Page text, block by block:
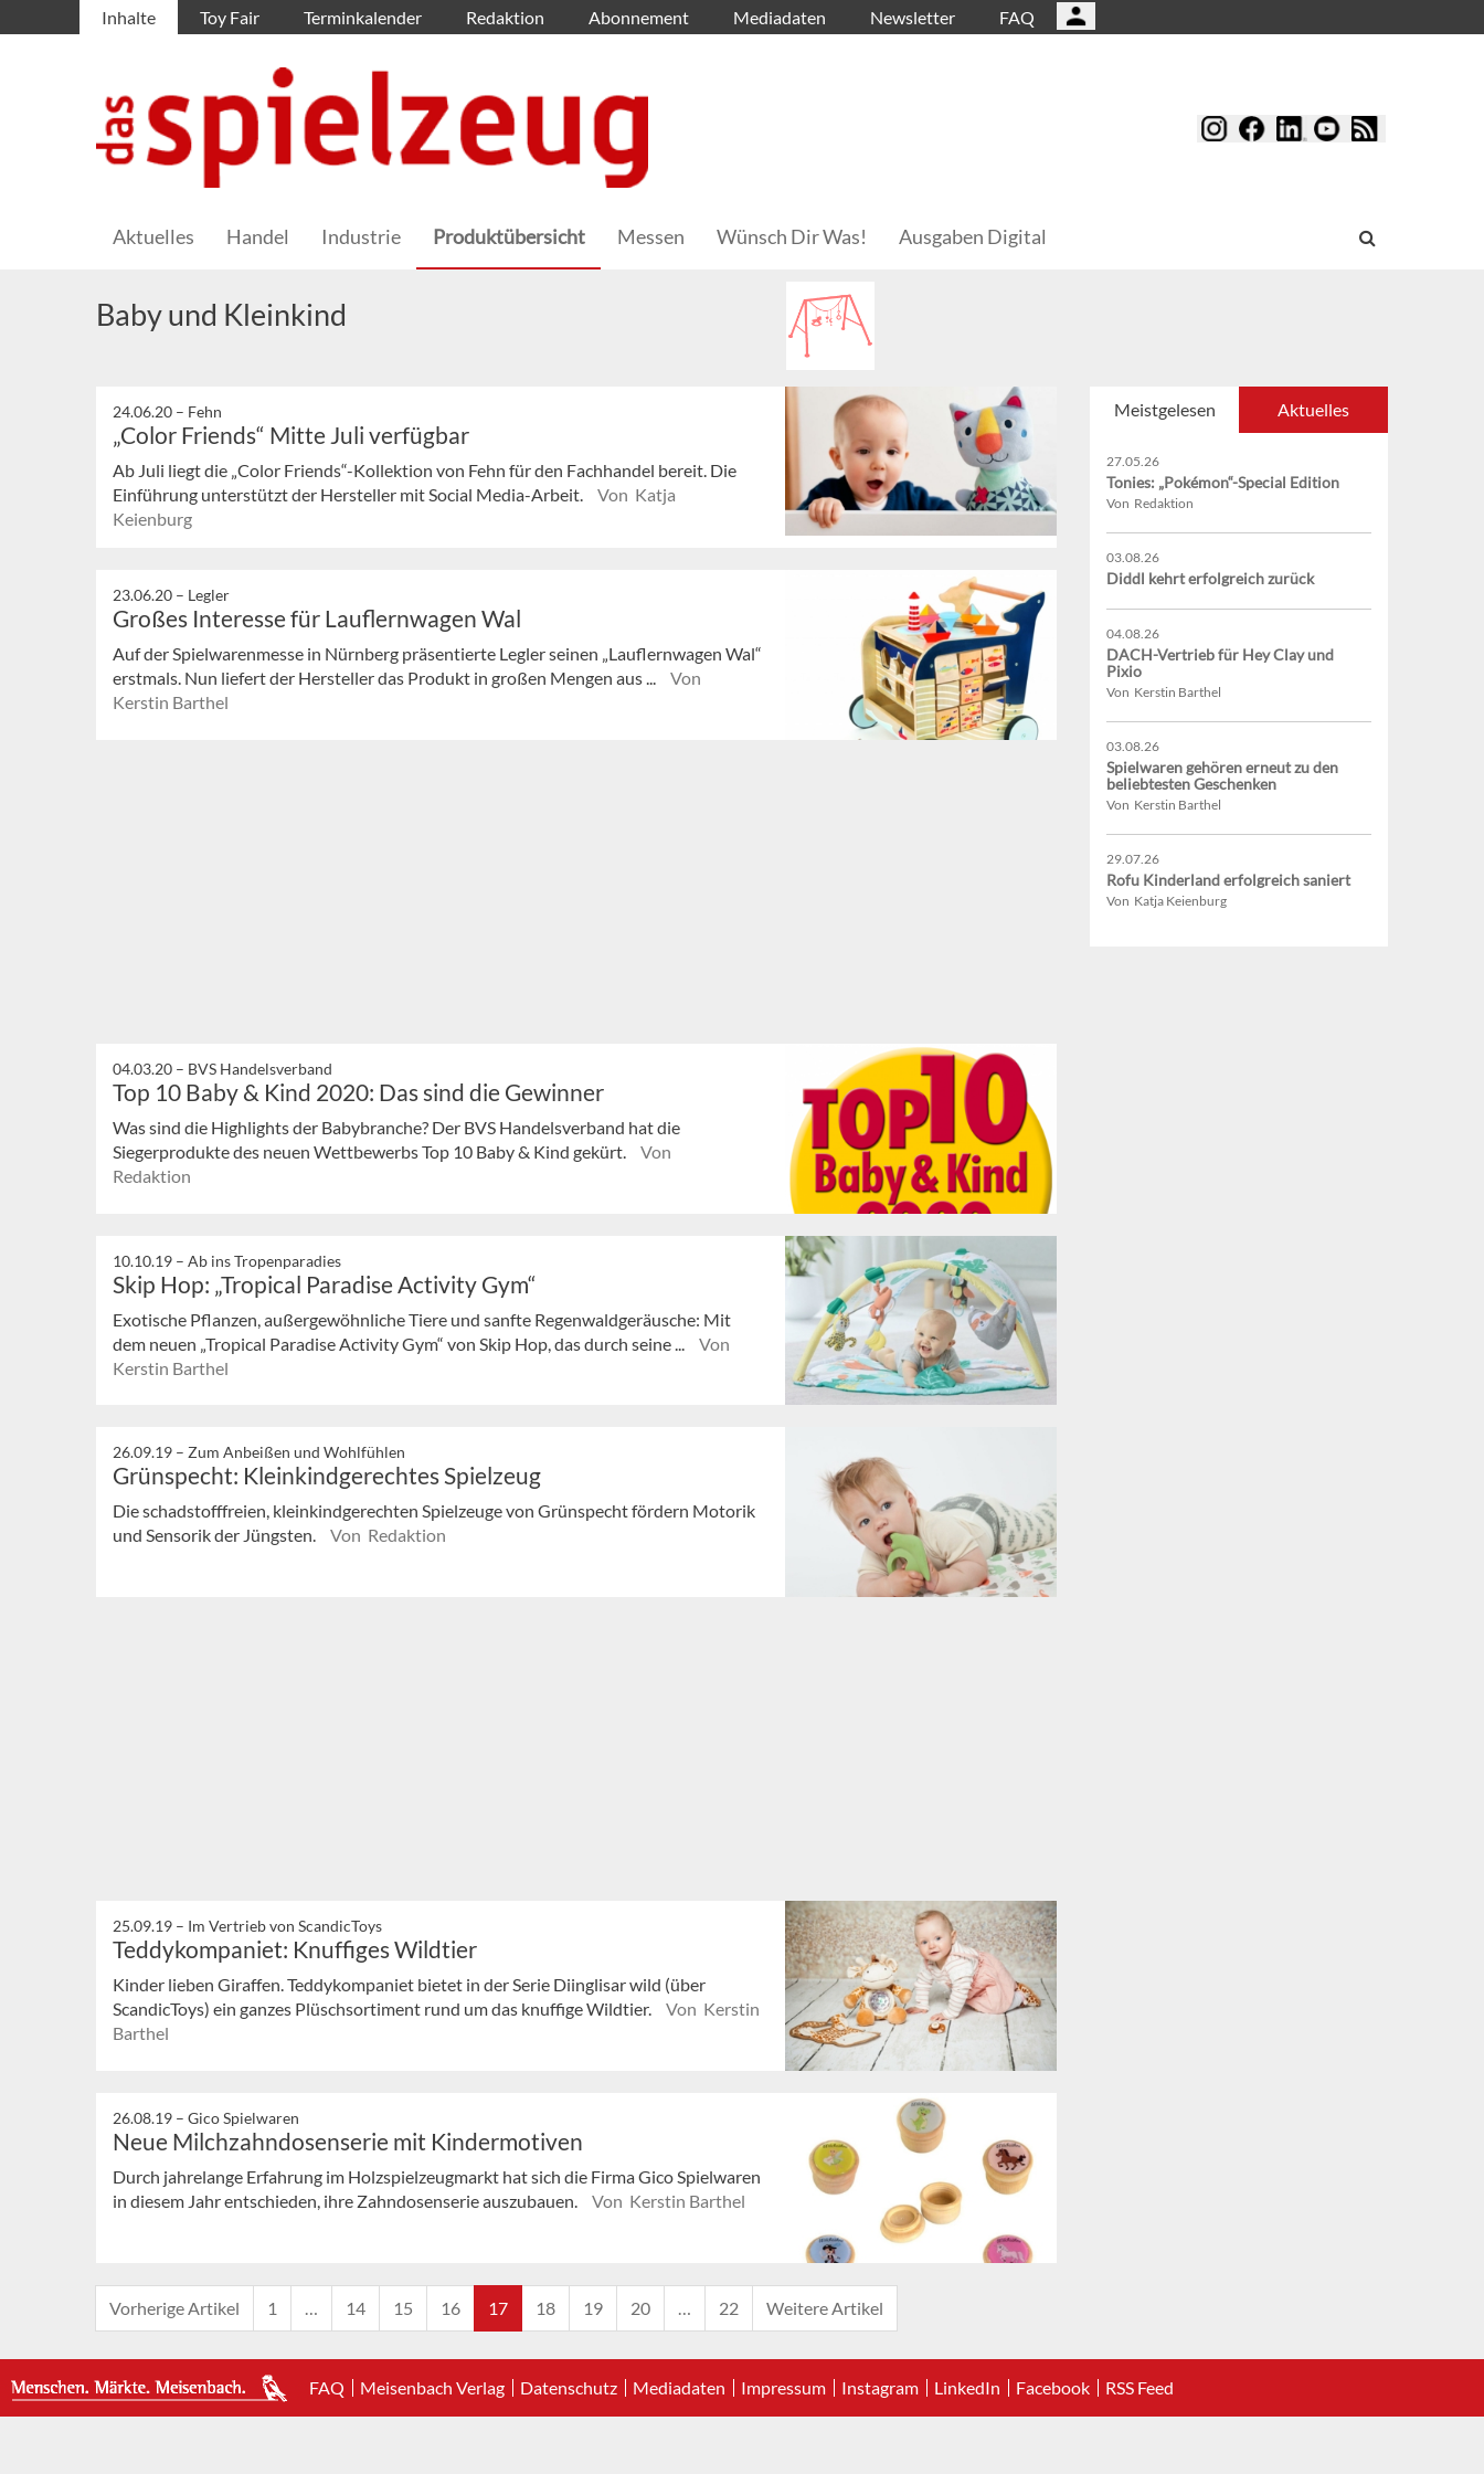
Inhalte Toy Fair Terminkalender Redaktion Abonnement Mediadaten Newsletter FAQ
Aktuelles Handel Industrie Produktübersicht Messen Wünsch Dir Was! Ausgaben Digital
Baby und Kleinkind
24.06.20 – Fehn
„Color Friends“ Mitte Juli verfügbar
Ab Juli liegt die „Color Friends“-Kollektion von Fehn für den Fachhandel bereit. Die
Einführung unterstützt der Hersteller mit Social Media-Arbeit.
Von Katja
Keienburg
23.06.20 – Legler
Großes Interesse für Lauflernwagen Wal
Auf der Spielwarenmesse in Nürnberg präsentierte Legler seinen „Lauflernwagen Wal“
erstmals. Nun liefert der Hersteller das Produkt in großen Mengen aus ...
Von
Kerstin Barthel
04.03.20 – BVS Handelsverband
Top 10 Baby & Kind 2020: Das sind die Gewinner
Was sind die Highlights der Babybranche? Der BVS Handelsverband hat die
Siegerprodukte des neuen Wettbewerbs Top 10 Baby & Kind gekürt.
Von
Redaktion
10.10.19 – Ab ins Tropenparadies
Skip Hop: „Tropical Paradise Activity Gym“
Exotische Pflanzen, außergewöhnliche Tiere und sanfte Regenwaldgeräusche: Mit
dem neuen „Tropical Paradise Activity Gym“ von Skip Hop, das durch seine ...
Von
Kerstin Barthel
26.09.19 – Zum Anbeißen und Wohlfühlen
Grünspecht: Kleinkindgerechtes Spielzeug
Die schadstofffreien, kleinkindgerechten Spielzeuge von Grünspecht fördern Motorik
und Sensorik der Jüngsten.
Von Redaktion
25.09.19 – Im Vertrieb von ScandicToys
Teddykompaniet: Knuffiges Wildtier
Kinder lieben Giraffen. Teddykompaniet bietet in der Serie Diinglisar wild (über
ScandicToys) ein ganzes Plüschsortiment rund um das knuffige Wildtier.
Von Kerstin
Barthel
26.08.19 – Gico Spielwaren
Neue Milchzahndosenserie mit Kindermotiven
Durch jahrelange Erfahrung im Holzspielzeugmarkt hat sich die Firma Gico Spielwaren
in diesem Jahr entschieden, ihre Zahndosenserie auszubauen.
Von Kerstin Barthel
Vorherige Artikel 1 14 15 16 17 18 19 20 22 Weitere Artikel
Meistgelesen Aktuelles
27.05.26
Tonies: „Pokémon“-Special Edition
Von Redaktion
03.08.26
Diddl kehrt erfolgreich zurück
04.08.26
DACH-Vertrieb für Hey Clay und
Pixio
Von Kerstin Barthel
03.08.26
Spielwaren gehören erneut zu den
beliebtesten Geschenken
Von Kerstin Barthel
29.07.26
Rofu Kinderland erfolgreich saniert
Von Katja Keienburg
FAQ Meisenbach Verlag Datenschutz Mediadaten Impressum Instagram LinkedIn Facebook RSS Feed